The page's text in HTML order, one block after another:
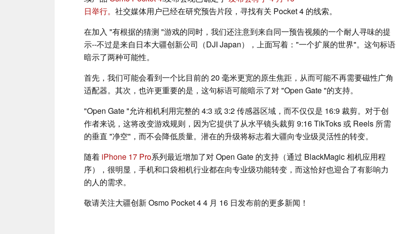
日举行。 社交媒体用户已经在研究预告片段，寻找有关 Pocket 4 的线索。
在加入 "有根据的猜测 "游戏的同时，我们还注意到来自同一预告视频的一个耐人寻味的提
示--不过是来自日本大疆创新公司（DJI Japan），上面写着："一个扩展的世界"。这句标语
暗示了两种可能性。
首先，我们可能会看到一个比目前的 20 毫米更宽的原生焦距，从而可能不再需要磁性广角
适配器。其次，也许更重要的是，这句标语可能暗示了对 "Open Gate "的支持。
"Open Gate "允许相机利用完整的 4:3 或 3:2 传感器区域，而不仅仅是 16:9 裁剪。对于创
作者来说，这将改变游戏规则，因为它提供了从水平镜头裁剪 9:16 TikToks 或 Reels 所需
的垂直 "净空"，而不会降低质量。潜在的升级将标志着大疆向专业级灵活性的转变。
随着 iPhone 17 Pro系列最近增加了对 Open Gate 的支持（通过 BlackMagic 相机应用程
序），很明显，手机和口袋相机行业都在向专业级功能转变，而这恰好也迎合了有影响力
的人的需求。
敬请关注大疆创新 Osmo Pocket 4 4 月 16 日发布前的更多新闻！